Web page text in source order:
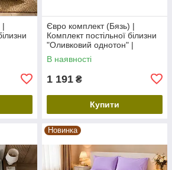
|
Євро комплект (Бязь) |
Комплект постільної білизни
"Оливковий однотон" |
Простирадло 240х220 см
В наявності
1 191 ₴
Купити
Новинка